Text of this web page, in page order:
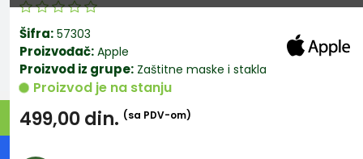
Šifra: 57303
Proizvođač: Apple
Proizvod iz grupe: Zaštitne maske i stakla
Proizvod je na stanju
499,00din. (sa PDV-om)